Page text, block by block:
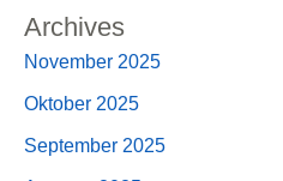
Archives
November 2025
Oktober 2025
September 2025